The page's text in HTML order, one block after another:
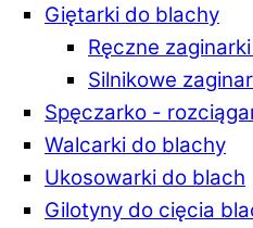
Giętarki do blachy
Ręczne
Silnikowe
Spęczarko -
Walcarki do blachy
Ukosowarki do blach
Gilotyny do cięcia